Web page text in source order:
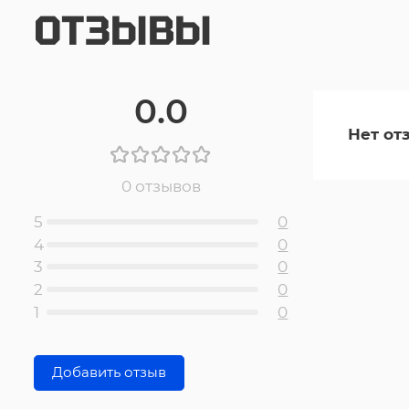
ОТЗЫВЫ
0.0
0 отзывов
5
0
4
0
3
0
2
0
1
0
Добавить отзыв
Нет